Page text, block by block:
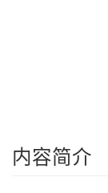
内容简介